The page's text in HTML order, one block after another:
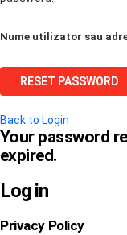
Nume utilizator sau
Back to Login
Your password
expired.
Log in
Privacy Policy